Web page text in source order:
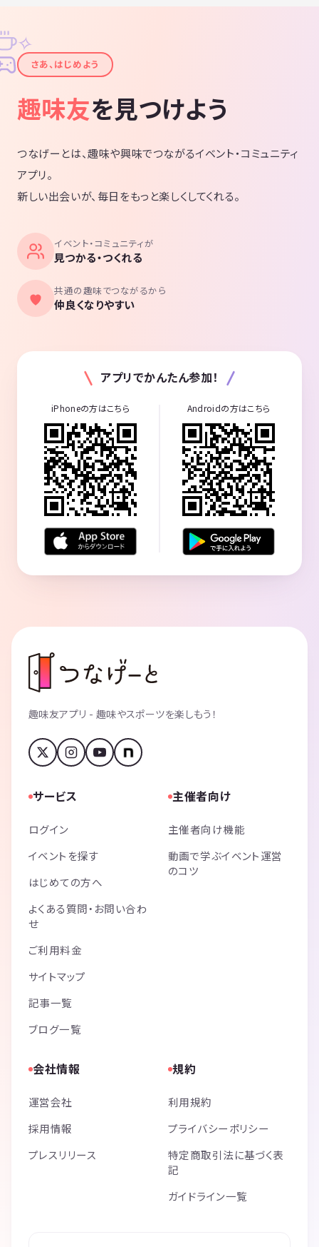
✦
✧
さあ、はじめよう
趣味友を見つけよう
つなげーとは、趣味や興味でつながるイベント・コミュニティ
アプリ。
新しい出会いが、毎日をもっと楽しくしてくれる。
イベント・コミュニティが
見つかる・つくれる
共通の趣味でつながるから
仲良くなりやすい
アプリでかんたん参加！
iPhoneの方はこちら Androidの方はこちら
趣味友アプリ - 趣味やスポーツを楽しもう！
サービス
ログイン
イベントを探す
はじめての方へ
よくある質問・お問い合わ
せ
ご利用料金
サイトマップ
記事一覧
ブログ一覧
主催者向け
主催者向け機能
動画で学ぶイベント運営
のコツ
会社情報
運営会社
採用情報
プレスリリース
規約
利用規約
プライバシーポリシー
特定商取引法に基づく表
記
ガイドライン一覧